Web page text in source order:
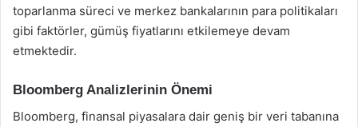
toparlanma süreci ve merkez bankalarının para politikaları
gibi faktörler, gümüş fiyatlarını etkilemeye devam
etmektedir.
Bloomberg Analizlerinin Önemi
Bloomberg, finansal piyasalara dair geniş bir veri tabanına